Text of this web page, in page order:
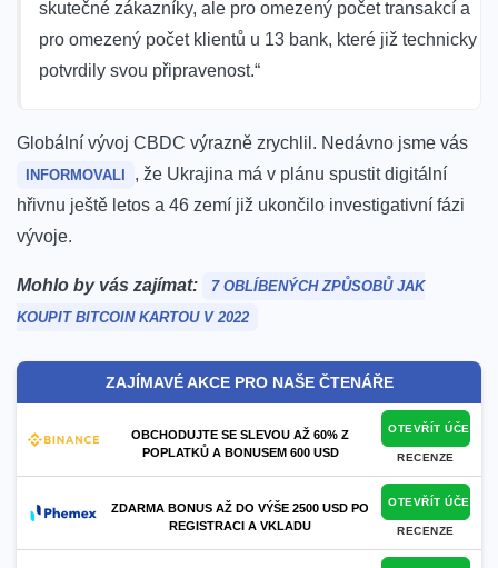
skutečné zákazníky, ale pro omezený počet transakcí a
pro omezený počet klientů u 13 bank, které již technicky
potvrdily svou připravenost.“
Globální vývoj CBDC výrazně zrychlil. Nedávno jsme vás
INFORMOVALI
, že Ukrajina má v plánu spustit digitální
hřivnu ještě letos a 46 zemí již ukončilo investigativní fázi
vývoje.
Mohlo by vás zajímat:
7 OBLÍBENÝCH ZPŮSOBŮ JAK
KOUPIT BITCOIN KARTOU V 2022
ZAJÍMAVÉ AKCE PRO NAŠE ČTENÁŘE
OBCHODUJTE SE SLEVOU AŽ 60% Z
POPLATKŮ A BONUSEM 600 USD
OTEVŘÍT ÚČET
RECENZE
ZDARMA BONUS AŽ DO VÝŠE 2500 USD PO
REGISTRACI A VKLADU
OTEVŘÍT ÚČET
RECENZE